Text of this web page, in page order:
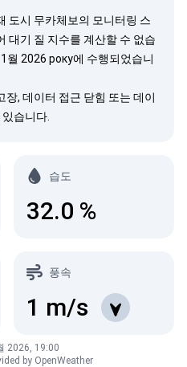
도시 무카체보의 모니터링 스
대기 질 지수를 계산할 수 없습
월 2026 року에 수행되었습니
, 데이터 접근 닫힘 또는 데이
습니다.
습도
32.0 %
풍속
1 m/s
2026, 19:00
by OpenWeather